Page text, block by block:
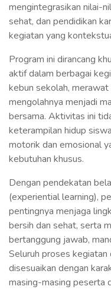
mengintegrasikan nilai-
sehat, dan pendidikan
kegiatan yang
Program ini dirancang
aktif dalam berbagai
kebun sekolah, merawat
mengolahnya menjadi
bersama. Aktivitas ini
keterampilan hidup
motorik dan emosional
kebutuhan khusus.
Dengan pendekatan
(experiential learning),
pentingnya menjaga
bersih dan sehat, serta
bertanggung jawab,
Seluruh proses
disesuaikan dengan
masing-masing peserta